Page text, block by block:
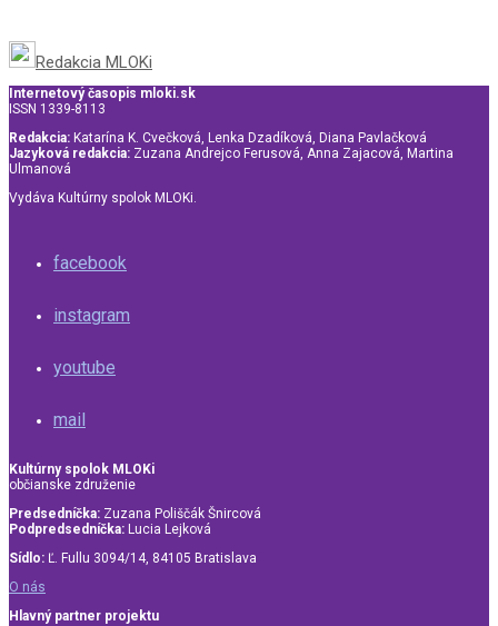
Redakcia MLOKi
Internetový časopis mloki.sk
ISSN 1339-8113
Redakcia: Katarína K. Cvečková, Lenka Dzadíková, Diana Pavlačková
Jazyková redakcia: Zuzana Andrejco Ferusová, Anna Zajacová, Martina
Ulmanová
Vydáva Kultúrny spolok MLOKi.
facebook
instagram
youtube
mail
Kultúrny spolok MLOKi
občianske združenie
Predsedníčka: Zuzana Poliščák Šnircová
Podpredsedníčka: Lucia Lejková
Sídlo: Ľ. Fullu 3094/14, 84105 Bratislava
O nás
Hlavný partner projektu